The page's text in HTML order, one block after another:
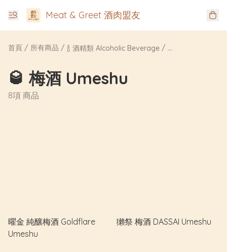
Meat & Greet 酒肉盟友
首頁 / 所有商品 / 🍾 酒精類 Alcoholic Beverage / 🥃 梅酒 Umeshu
🥃 梅酒 Umeshu
8項 商品
曜金 純釀梅酒 Goldflare
Umeshu
獺祭 梅酒 DASSAI Umeshu